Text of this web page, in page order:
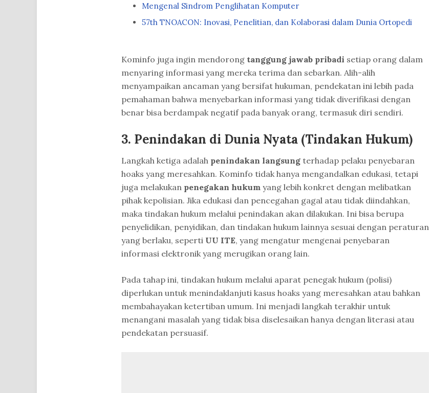
Mengenal Sindrom Penglihatan Komputer
57th TNOACON: Inovasi, Penelitian, dan Kolaborasi dalam Dunia Ortopedi
Kominfo juga ingin mendorong tanggung jawab pribadi setiap orang dalam
menyaring informasi yang mereka terima dan sebarkan. Alih-alih
menyampaikan ancaman yang bersifat hukuman, pendekatan ini lebih pada
pemahaman bahwa menyebarkan informasi yang tidak diverifikasi dengan
benar bisa berdampak negatif pada banyak orang, termasuk diri sendiri.
3. Penindakan di Dunia Nyata (Tindakan Hukum)
Langkah ketiga adalah penindakan langsungterhadap pelaku penyebaran
hoaks yang meresahkan. Kominfo tidak hanya mengandalkan edukasi, tetapi
juga melakukan penegakan hukum yang lebih konkret dengan melibatkan
pihak kepolisian. Jika edukasi dan pencegahan gagal atau tidak diindahkan,
maka tindakan hukum melalui penindakan akan dilakukan. Ini bisa berupa
penyelidikan, penyidikan, dan tindakan hukum lainnya sesuai dengan peraturan
yang berlaku, seperti UU ITE, yang mengatur mengenai penyebaran
informasi elektronik yang merugikan orang lain.
Pada tahap ini, tindakan hukum melalui aparat penegak hukum (polisi)
diperlukan untuk menindaklanjuti kasus hoaks yang meresahkan atau bahkan
membahayakan ketertiban umum. Ini menjadi langkah terakhir untuk
menangani masalah yang tidak bisa diselesaikan hanya dengan literasi atau
pendekatan persuasif.